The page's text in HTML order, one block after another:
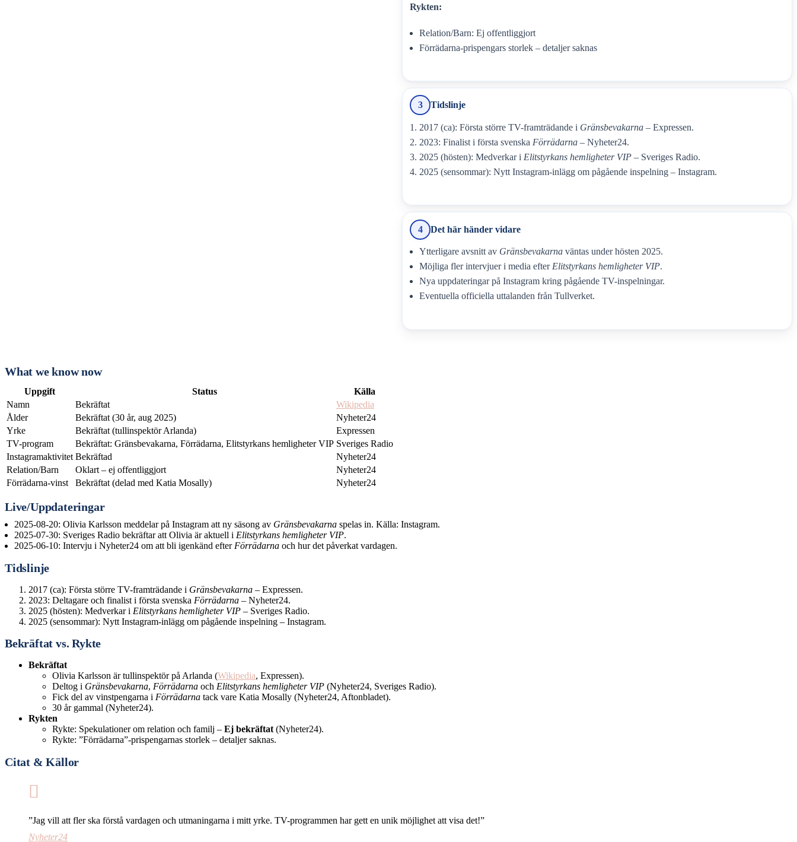
Rykten:
Relation/Barn: Ej offentliggjort
Förrädarna-prispengars storlek – detaljer saknas
3 Tidslinje
2017 (ca): Första större TV-framträdande i Gränsbevakarna – Expressen.
2023: Finalist i första svenska Förrädarna – Nyheter24.
2025 (hösten): Medverkar i Elitstyrkans hemligheter VIP – Sveriges Radio.
2025 (sensommar): Nytt Instagram-inlägg om pågående inspelning – Instagram.
4 Det här händer vidare
Ytterligare avsnitt av Gränsbevakarna väntas under hösten 2025.
Möjliga fler intervjuer i media efterElitstyrkans hemligheter VIP.
Nya uppdateringar på Instagram kring pågående TV-inspelningar.
Eventuella officiella uttalanden från Tullverket.
What we know now
Uppgift Status
Källa
Namn
Bekräftat
Wikipedia
Ålder
Bekräftat (30 år, aug 2025)
Nyheter24
Yrke
Bekräftat (tullinspektör Arlanda)
Expressen
TV-program
Bekräftat: Gränsbevakarna, Förrädarna, Elitstyrkans hemligheter VIP Sveriges Radio
Instagramaktivitet Bekräftad
Nyheter24
Relation/Barn
Oklart – ej offentliggjort
Nyheter24
Förrädarna-vinst
Bekräftat (delad med Katia Mosally) Nyheter24
Live/Uppdateringar
2025-08-20: Olivia Karlsson meddelar på Instagram att ny säsong av Gränsbevakarna spelas in. Källa: Instagram.
2025-07-30: Sveriges Radio bekräftar att Olivia är aktuell i Elitstyrkans hemligheter VIP.
2025-06-10: Intervju i Nyheter24 om att bli igenkänd efter Förrädarna och hur det påverkat vardagen.
Tidslinje
2017 (ca): Första större TV-framträdande i Gränsbevakarna – Expressen.
2023: Deltagare och finalist i första svenska Förrädarna – Nyheter24.
2025 (hösten): Medverkar i Elitstyrkans hemligheter VIP – Sveriges Radio.
2025 (sensommar): Nytt Instagram-inlägg om pågående inspelning – Instagram.
Bekräftat vs. Rykte
Bekräftat
Olivia Karlsson är tullinspektör på Arlanda (Wikipedia, Expressen).
Deltog i Gränsbevakarna, Förrädarna och Elitstyrkans hemligheter VIP (Nyheter24, Sveriges Radio).
Fick del av vinstpengarna i Förrädarna tack vare Katia Mosally (Nyheter24, Aftonbladet).
30 år gammal (Nyheter24).
Rykten
Rykte: Spekulationer om relation och familj – Ej bekräftat (Nyheter24).
Rykte: ”Förrädarna”-prispengarnas storlek – detaljer saknas.
Citat & Källor
”Jag vill att fler ska förstå vardagen och utmaningarna i mitt yrke. TV-programmen har gett en unik möjlighet att visa det!”
Nyheter24